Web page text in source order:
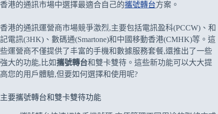
香港的通訊市場中選擇最適合自己的攜號轉台方案。
香港的通訊運營商市場競爭激烈,主要包括電訊盈科(PCCW)、和
記電訊(3HK)、數碼通(Smartone)和中國移動香港(CMHK)等。這
些運營商不僅提供了丰富的手機和數據服務套餐,還推出了一些
強大的功能,比如攜號轉台和雙卡雙待。這些新功能可以大大提
高您的用戶體驗,但要如何選擇和使用呢?
主要攜號轉台和雙卡雙待功能